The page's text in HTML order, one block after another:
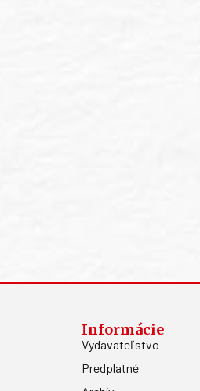
Informácie
Vydavateľstvo
Predplatné